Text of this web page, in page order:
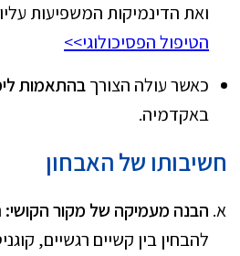
ואת הדינמיקות המשפיעות
הטיפול הפסיכולוגי>>
כאשר עולה הצורךבהתאמות
באקדמיה.
חשיבותו של האבחון
הבנה מעמיקה של מקור הקושי:
להבחין בין קשיים רגשיים,